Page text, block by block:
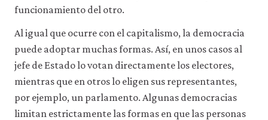
funcionamiento del otro.
Al igual que ocurre con el capitalismo, la democracia
puede adoptar muchas formas. Así, en unos casos al
jefe de Estado lo votan directamente los electores,
mientras que en otros lo eligen sus representantes,
por ejemplo, un parlamento. Algunas democracias
limitan estrictamente las formas en que las personas